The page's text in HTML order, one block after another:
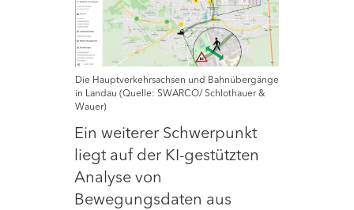
Die Hauptverkehrsachsen und Bahnübergänge
in Landau (Quelle: SWARCO/ Schlothauer &
Wauer)
Ein weiterer Schwerpunkt
liegt auf der KI-gestützten
Analyse von
Bewegungsdaten aus